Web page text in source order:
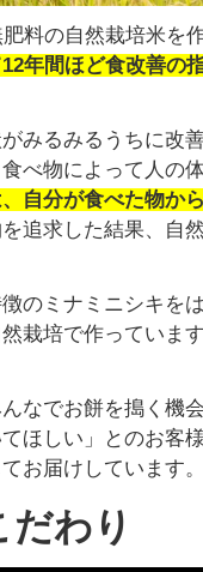
料の自然栽培米を
年間ほど食改善の
みるみるうちに改
べ物によって人の
、自分が食べた物か
追求した結果、自
のミナミニシキを
栽培で作っています
なでお餅を搗く機
ほしい」とのお客
お届けしています。
だわり